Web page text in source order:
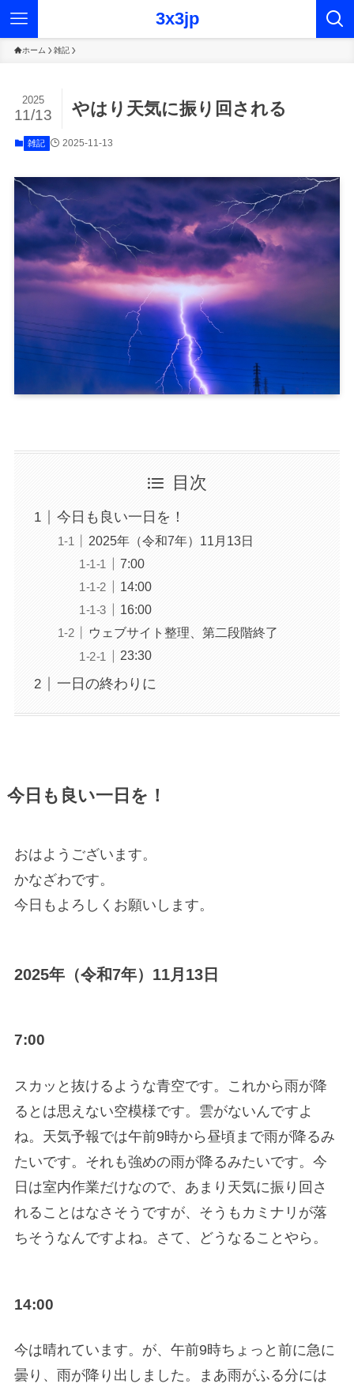
3x3jp
ホーム 雑記
やはり天気に振り回される
2025
11/13
雑記 2025-11-13
目次
今日も良い一日を！
2025年（令和7年）11月13日
7:00
14:00
16:00
ウェブサイト整理、第二段階終了
23:30
一日の終わりに
今日も良い一日を！
おはようございます。
かなざわです。
今日もよろしくお願いします。
2025年（令和7年）11月13日
7:00
スカッと抜けるような青空です。これから雨が降
るとは思えない空模様です。雲がないんですよ
ね。天気予報では午前9時から昼頃まで雨が降るみ
たいです。それも強めの雨が降るみたいです。今
日は室内作業だけなので、あまり天気に振り回さ
れることはなさそうですが、そうもカミナリが落
ちそうなんですよね。さて、どうなることやら。
14:00
今は晴れています。が、午前9時ちょっと前に急に
曇り、雨が降り出しました。まあ雨がふる分には